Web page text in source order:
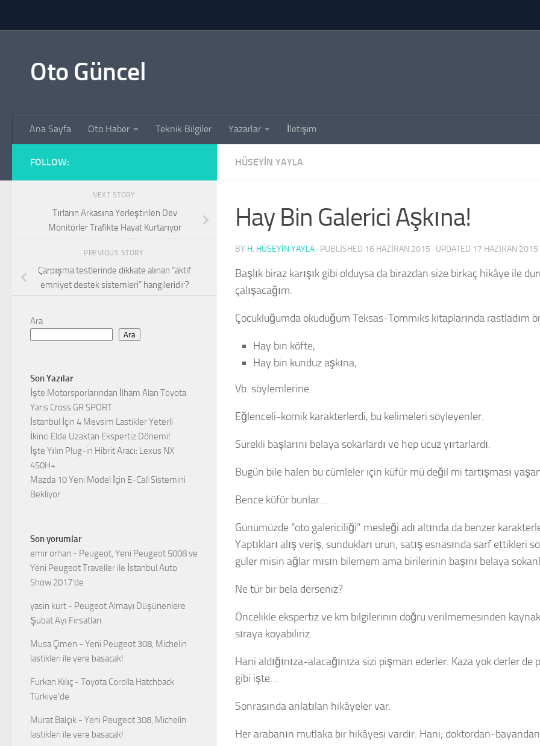
Oto Güncel
Ana Sayfa Oto Haber Teknik Bilgiler Yazarlar İletişim
HÜSEYIN YAYLA
Hay Bin Galerici Aşkına!
BY H. HÜSEYIN YAYLA · PUBLISHED 16 HAZIRAN 2015 · UPDATED 17 HAZIRAN 2015
Başlık biraz karışık gibi olduysa da birazdan size birkaç hikâye ile
çalışacağım.
Çocukluğumda okuduğum Teksas-Tommiks kitaplarında rastladım
Hay bin köfte,
Hay bin kunduz aşkına,
Vb. söylemlerine.
Eğlenceli-komik karakterlerdi, bu kelimeleri söyleyenler.
Sürekli başlarını belaya sokarlardı ve hep ucuz yırtarlardı.
Bugün bile halen bu cümleler için küfür mü değil mi tartışması
Bence küfür bunlar…
Günümüzde “oto galericiliği” mesleği adı altında da benzer
Yaptıkları alış veriş, sundukları ürün, satış esnasında sarf ettikleri
güler misin ağlar mısın bilemem ama birilerinin başını belaya
Ne tür bir bela derseniz?
Öncelikle ekspertiz ve km bilgilerinin doğru verilmemesinden
sıraya koyabiliriz.
Hani aldığınıza-alacağınıza sizi pişman ederler. Kaza yok derler de
gibi işte…
Sonrasında anlatılan hikâyeler var.
Her arabanın mutlaka bir hikâyesi vardır. Hani; doktordan-
FOLLOW:
NEXT STORY
Tırların Arkasına Yerleştirilen Dev
Monitörler Trafikte Hayat Kurtarıyor
PREVIOUS STORY
Çarpışma testlerinde dikkate alınan “aktif
emniyet destek sistemleri” hangileridir?
Ara
Ara
Son Yazılar
İşte Motorsporlarından İlham Alan Toyota
Yaris Cross GR SPORT
İstanbul İçin 4 Mevsim Lastikler Yeterli
İkinci Elde Uzaktan Ekspertiz Dönemi!
İşte Yılın Plug-in Hibrit Aracı: Lexus NX
450H+
Mazda 10 Yeni Model İçin E-Call Sistemini
Bekliyor
Son yorumlar
emir orhan - Peugeot, Yeni Peugeot 5008 ve
Yeni Peugeot Traveller ile İstanbul Auto
Show 2017’de
yasin kurt - Peugeot Almayı Düşünenlere
Şubat Ayı Fırsatları
Musa Çimen - Yeni Peugeot 308, Michelin
lastikleri ile yere basacak!
Furkan Kılıç - Toyota Corolla Hatchback
Türkiye’de
Murat Balçık - Yeni Peugeot 308, Michelin
lastikleri ile yere basacak!